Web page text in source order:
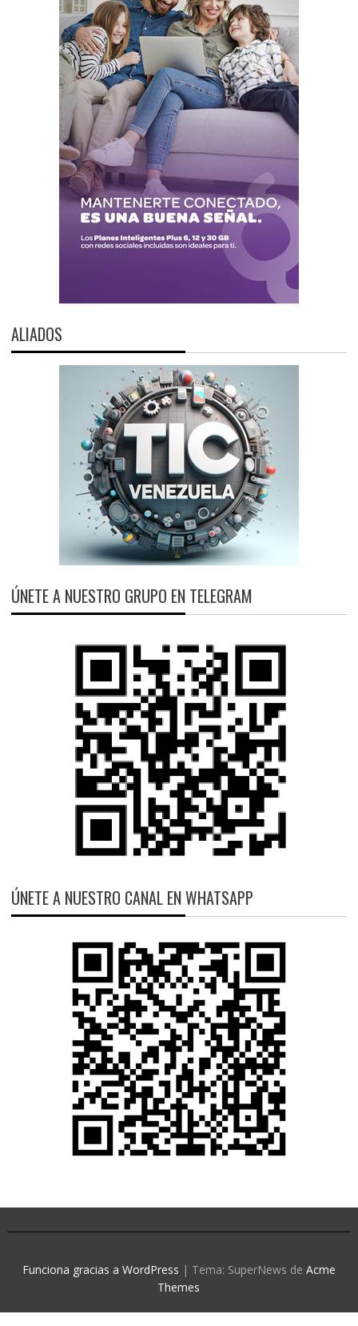
ALIADOS
ÚNETE A NUESTRO GRUPO EN TELEGRAM
ÚNETE A NUESTRO CANAL EN WHATSAPP
Funciona gracias a WordPress | Tema: SuperNews de Acme
Themes